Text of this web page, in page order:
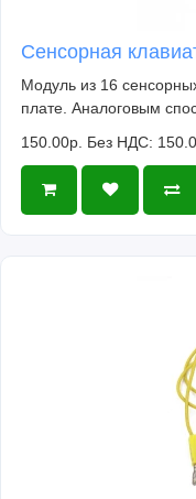
Сенсорная
Модуль из 16
плате. Аналоговым
150.00р. Без НДС: